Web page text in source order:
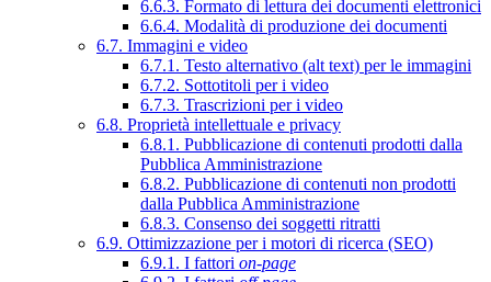
6.6.3. Formato di lettura dei documenti elettronici
6.6.4. Modalità di produzione dei documenti
6.7. Immagini e video
6.7.1. Testo alternativo (alt text) per le immagini
6.7.2. Sottotitoli per i video
6.7.3. Trascrizioni per i video
6.8. Proprietà intellettuale e privacy
6.8.1. Pubblicazione di contenuti prodotti dalla
Pubblica Amministrazione
6.8.2. Pubblicazione di contenuti non prodotti
dalla Pubblica Amministrazione
6.8.3. Consenso dei soggetti ritratti
6.9. Ottimizzazione per i motori di ricerca (SEO)
6.9.1. I fattori on-page